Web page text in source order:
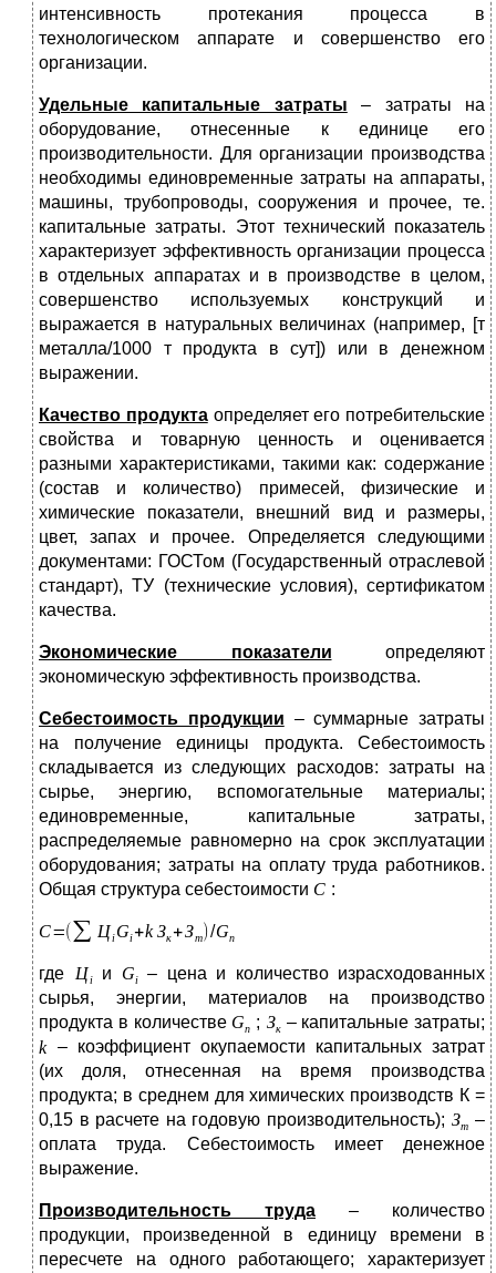
интенсивность протекания процесса в
технологическом аппарате и совершенство его
организации.
Удельные капитальные затраты – затраты на
оборудование, отнесенные к единице его
производительности. Для организации производства
необходимы единовременные затраты на аппараты,
машины, трубопроводы, сооружения и прочее, те.
капитальные затраты. Этот технический показатель
характеризует эффективность организации процесса
в отдельных аппаратах и в производстве в целом,
совершенство используемых конструкций и
выражается в натуральных величинах (например, [т
металла/1000 т продукта в сут]) или в денежном
выражении.
Качество продуктаопределяет его потребительские
свойства и товарную ценность и оценивается
разными характеристиками, такими как: содержание
(состав и количество) примесей, физические и
химические показатели, внешний вид и размеры,
цвет, запах и прочее. Определяется следующими
документами: ГОСТом (Государственный отраслевой
стандарт), ТУ (технические условия), сертификатом
качества.
Экономические показатели определяют
экономическую эффективность производства.
Себестоимость продукции – суммарные затраты
на получение единицы продукта. Себестоимость
складывается из следующих расходов: затраты на
сырье, энергию, вспомогательные материалы;
единовременные, капитальные затраты,
распределяемые равномерно на срок эксплуатации
оборудования; затраты на оплату труда работников.
Общая структура себестоимости
:
где и
– цена и количество израсходованных
сырья, энергии, материалов на производство
продукта в количестве
;
– капитальные затраты;
– коэффициент окупаемости капитальных затрат
(их доля, отнесенная на время производства
продукта; в среднем для химических производств К =
0,15 в расчете на годовую производительность);
–
оплата труда. Себестоимость имеет денежное
выражение.
Производительность труда – количество
продукции, произведенной в единицу времени в
пересчете на одного работающего; характеризует